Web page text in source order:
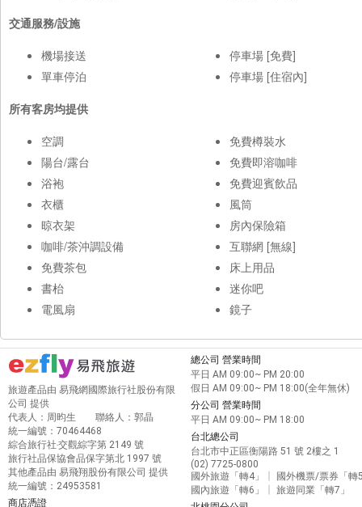
交通服務/設施
機場接送
單車停泊
停車場 [免費]
停車場 [住宿內]
所有客房均提供
空調
陽台/露台
浴袍
衣櫃
晾衣架
咖啡/茶沖調設備
免費茶包
書枱
電風扇
免費樽裝水
免費即溶咖啡
免費迎賓飲品
風筒
房內保險箱
互聯網 [無線]
床上用品
迷你吧
鏡子